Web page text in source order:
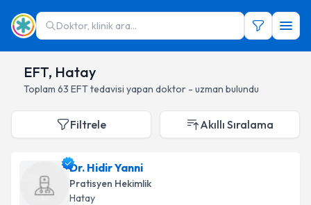
Doktor, klinik ara...
EFT, Hatay
Toplam 63 EFTtedavisi yapan doktor - uzman bulundu
Filtrele Akıllı Sıralama
Dr. Hidir Yanni
Pratisyen Hekimlik
Hatay